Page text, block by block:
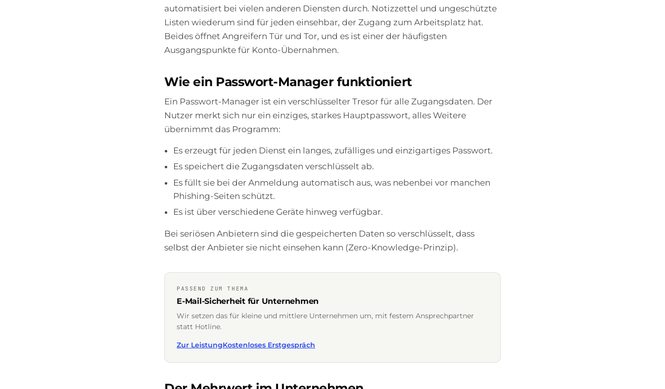
automatisiert bei vielen anderen Diensten durch. Notizzettel und ungeschützte
Listen wiederum sind für jeden einsehbar, der Zugang zum Arbeitsplatz hat.
Beides öffnet Angreifern Tür und Tor, und es ist einer der häufigsten
Ausgangspunkte für Konto-Übernahmen.
Wie ein Passwort-Manager funktioniert
Ein Passwort-Manager ist ein verschlüsselter Tresor für alle Zugangsdaten. Der
Nutzer merkt sich nur ein einziges, starkes Hauptpasswort, alles Weitere
übernimmt das Programm:
Es erzeugt für jeden Dienst ein langes, zufälliges und einzigartiges Passwort.
Es speichert die Zugangsdaten verschlüsselt ab.
Es füllt sie bei der Anmeldung automatisch aus, was nebenbei vor manchen
Phishing-Seiten schützt.
Es ist über verschiedene Geräte hinweg verfügbar.
Bei seriösen Anbietern sind die gespeicherten Daten so verschlüsselt, dass
selbst der Anbieter sie nicht einsehen kann (Zero-Knowledge-Prinzip).
PASSEND ZUM THEMA
E-Mail-Sicherheit für Unternehmen
Wir setzen das für kleine und mittlere Unternehmen um, mit festem Ansprechpartner
statt Hotline.
Zur LeistungKostenloses Erstgespräch